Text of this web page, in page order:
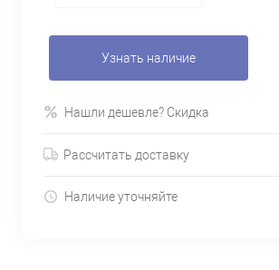
Узнать наличие
Нашли дешевле? Скидка
Рассчитать доставку
Наличие уточняйте